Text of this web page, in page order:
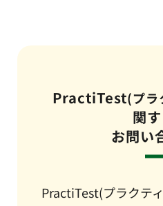
PractiTest(プラ
関
お問い
PractiTest(プラクテ